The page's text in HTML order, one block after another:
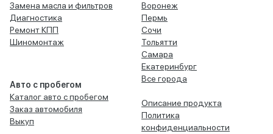
Замена масла и фильтров
Диагностика
Ремонт КПП
Шиномонтаж
Авто с пробегом
Каталог авто с пробегом
Заказ автомобиля
Выкуп
Воронеж
Пермь
Сочи
Тольятти
Самара
Екатеринбург
Все города
Описание продукта
Политика
конфиденциальности